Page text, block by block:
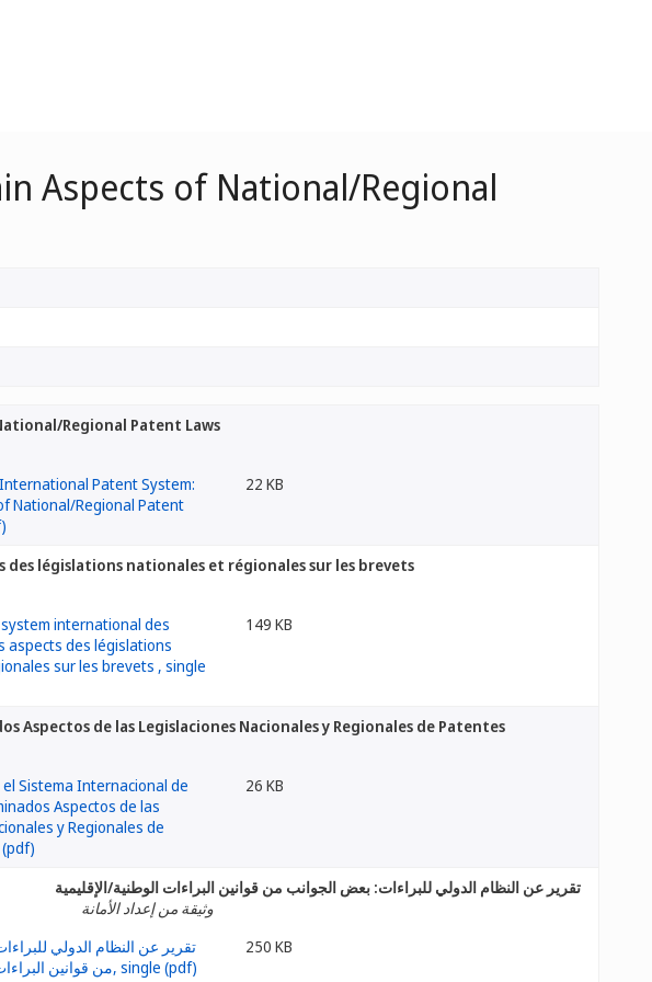
Aspects of National/Regional
Regional Patent Laws
22 KB
législations nationales et régionales sur les brevets
149 KB
de las Legislaciones Nacionales y Regionales de Patentes
26 KB
تقرير عن النظام الدولي للبراءات: بعض الجوانب من قوانين البراءات الوطنية/الإقليمية
وثيقة من إعداد الأمانة
250 KB